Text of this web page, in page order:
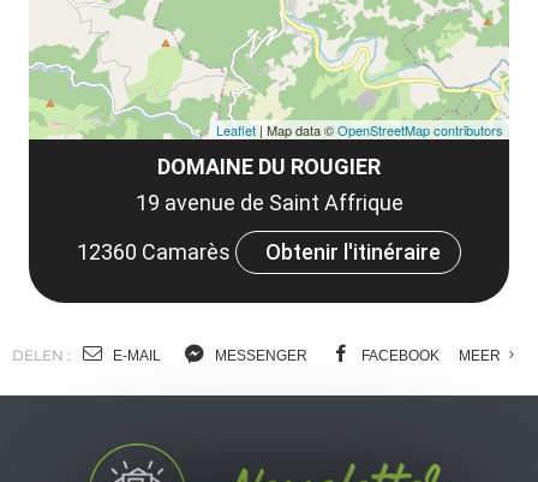
DOMAINE DU ROUGIER
19 avenue de Saint Affrique
12360 Camarès
Obtenir l'itinéraire
Leaflet| Map data ©OpenStreetMap contributors
DELEN : E-MAIL MESSENGER FACEBOOK MEER